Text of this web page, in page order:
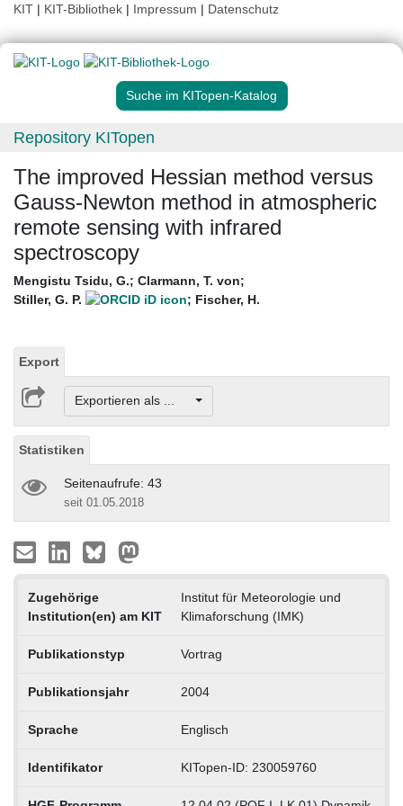
KIT | KIT-Bibliothek | Impressum | Datenschutz
Suche im KITopen-Katalog
Repository KITopen
The improved Hessian method versus
Gauss-Newton method in atmospheric
remote sensing with infrared
spectroscopy
Mengistu Tsidu, G.; Clarmann, T. von;
Stiller, G. P.
; Fischer, H.
Export
Exportieren als ...
Statistiken
Seitenaufrufe: 43
seit 01.05.2018
Zugehörige
Institution(en) am KIT
Institut für Meteorologie und
Klimaforschung (IMK)
Publikationstyp Vortrag
Publikationsjahr 2004
Sprache Englisch
Identifikator KITopen-ID: 230059760